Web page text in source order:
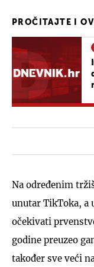
PROČITAJTE I
Na određenim
unutar TikToka, a
očekivati
godine preuzeo
također sve veći